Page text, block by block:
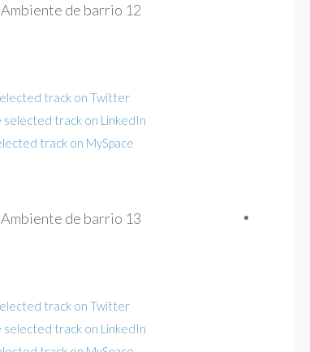
Ambiente de barrio 12
Ambiente de barrio 13